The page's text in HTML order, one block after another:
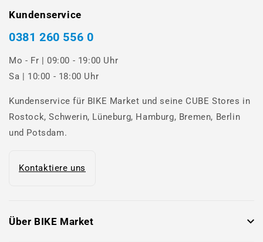
Kundenservice
0381 260 556 0
Mo - Fr | 09:00 - 19:00 Uhr
Sa | 10:00 - 18:00 Uhr
Kundenservice für BIKE Market und seine CUBE Stores in
Rostock, Schwerin, Lüneburg, Hamburg, Bremen, Berlin
und Potsdam.
Kontaktiere uns
Über BIKE Market